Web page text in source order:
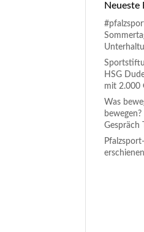
Neueste
HSG
mit 2.000
Was
Gespräch
erschienen